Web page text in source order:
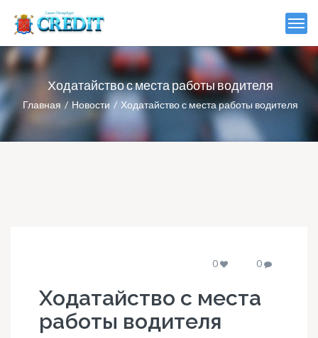
Ходатайство с места работы водителя
Главная Новости Ходатайство с места работы водителя
0 0
Ходатайство с места
работы водителя